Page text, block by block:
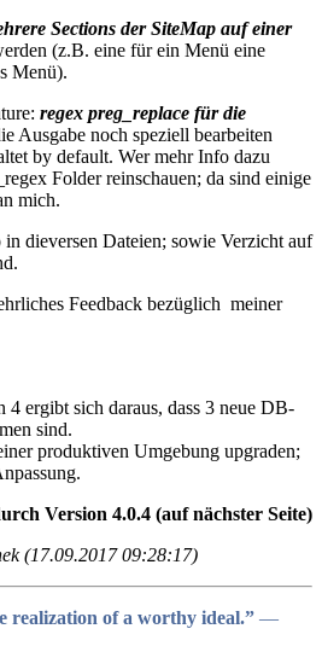
Sections der SiteMap auf einer
(z.B. eine für ein Menü eine
Menü).
regex preg_replace für die
Ausgabe noch speziell bearbeiten
by default. Wer mehr Info dazu
Folder reinschauen; da sind einige
mich.
dieversen Dateien; sowie Verzicht auf
Feedback bezüglich meiner
4 ergibt sich daraus, dass 3 neue DB-
sind.
produktiven Umgebung upgraden;
Version 4.0.4 (auf nächster Seite)
(17.09.2017 09:28:17)
realization of a worthy ideal.” ―